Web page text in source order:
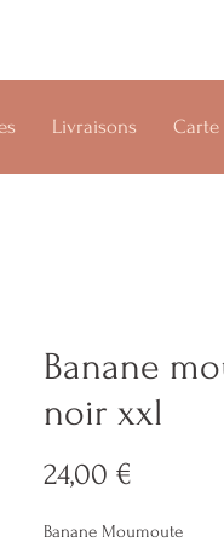
Livraisons Carte
Banane
noir xxl
24,00 €
Banane Moumoute